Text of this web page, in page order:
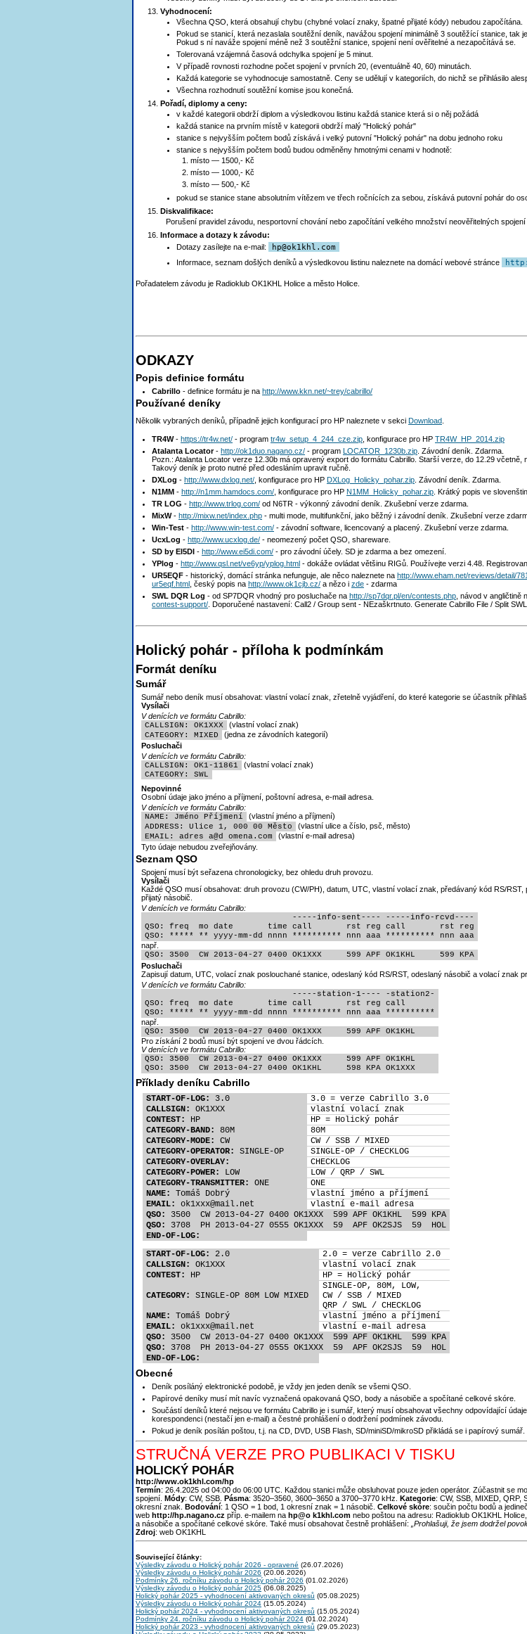
Vyhodnocení:
Všechna QSO, která obsahují chybu (chybné volací znaky, špatné přijaté kódy) nebudou započítána.
Pokud se stanicí, která nezaslala soutěžní deník, navážou spojení minimálně 3 soutěžící stanice, tak
Pokud s ní naváže spojení méně než 3 soutěžní stanice, spojení není ověřitelné a nezapočítává se.
Tolerovaná vzájemná časová odchylka spojení je 5 minut.
V případě rovnosti rozhodne počet spojení v prvních 20, (eventuálně 40, 60) minutách.
Každá kategorie se vyhodnocuje samostatně. Ceny se udělují v kategoriích, do nichž se přihlásilo
Všechna rozhodnutí soutěžní komise jsou konečná.
Pořadí, diplomy a ceny:
v každé kategorii obdrží diplom a výsledkovou listinu každá stanice která si o něj požádá
každá stanice na prvním místě v kategorii obdrží malý "Holický pohár"
stanice s nejvyšším počtem bodů získává i velký putovní "Holický pohár" na dobu jednoho roku
stanice s nejvyšším počtem bodů budou odměněny hmotnými cenami v hodnotě:
1. místo — 1500,- Kč
2. místo — 1000,- Kč
3. místo — 500,- Kč
pokud se stanice stane absolutním vítězem ve třech ročnících za sebou, získává putovní pohár do
Diskvalifikace:
Porušení pravidel závodu, nesportovní chování nebo započítání velkého množství neověřitelných
Informace a dotazy k závodu:
Dotazy zasílejte na e-mail:
hp@ok1khl.com
Informace, seznam došlých deníků a výsledkovou listinu naleznete na domácí webové stránce
Pořadatelem závodu je Radioklub OK1KHL Holice a město Holice.
ODKAZY
Popis definice formátu
Cabrillo - definice formátu je na http://www.kkn.net/~trey/cabrillo/
Používané deníky
Několik vybraných deníků, případně jejich konfigurací pro HP naleznete v sekci Download
TR4W- https://tr4w.net/ - program tr4w_setup_4_244_cze.zip , konfigurace pro HP TR4W_HP_2014.zip
Atalanta Locator- http://ok1duo.nagano.cz/ - program LOCATOR_1230b.zip . Závodní deník. Zdarma.
Pozn.: Atalanta Locator verze 12.30b má opravený export do formátu Cabrillo. Starší verze, do 12.29
Takový deník je proto nutné před odesláním upravit ručně.
DXLog - http://www.dxlog.net/ , konfigurace pro HP DXLog_Holicky_pohar.zip . Závodní deník. Zdarma.
N1MM - http://n1mm.hamdocs.com/ , konfigurace pro HP N1MM_Holicky_pohar.zip . Krátký popis ve
TR LOG - http://www.trlog.com/ od N6TR - výkonný závodní deník. Zkušební verze zdarma.
MixW- http://mixw.net/index.php - multi mode, multifunkční, jako běžný i závodní deník. Zkušební verze
Win-Test - http://www.win-test.com/ - závodní software, licencovaný a placený. Zkušební verze zdarma.
UcxLog - http://www.ucxlog.de/ - neomezený počet QSO, shareware.
SD by EI5DI - http://www.ei5di.com/ - pro závodní účely. SD je zdarma a bez omezení.
YPlog - http://www.qsl.net/ve6yp/yplog.html - dokáže ovládat většinu RIGů. Používejte verzi 4.48.
UR5EQF - historický, domácí stránka nefunguje, ale něco naleznete na http://www.eham.net/reviews/detail/
ur5eqf.html , český popis na http://www.ok1cjb.cz/ a nězo i zde - zdarma
SWL DQR Log - od SP7DQR vhodný pro posluchače na http://sp7dqr.pl/en/contests.php , návod v angličtině
contest-support/ . Doporučené nastavení: Call2 / Group sent - NEzaškrtnuto. Generate Cabrillo File / Split
Holický pohár - příloha k podmínkám
Formát deníku
Sumář
Sumář nebo deník musí obsahovat: vlastní volací znak, zřetelně vyjádření, do které kategorie se účastník
Vysílači
V denících ve formátu Cabrillo:
CALLSIGN: OK1XXX
(vlastní volací znak)
CATEGORY: MIXED
(jedna ze závodních kategorií)
Posluchači
V denících ve formátu Cabrillo:
CALLSIGN: OK1-11861
(vlastní volací znak)
CATEGORY: SWL
Nepovinné
Osobní údaje jako jméno a příjmení, poštovní adresa, e-mail adresa.
V denících ve formátu Cabrillo:
NAME: Jméno Příjmení
(vlastní jméno a příjmení)
ADDRESS: Ulice 1, 000 00 Město
(vlastní ulice a číslo, psč, město)
EMAIL: adres a@d omena.com
(vlastní e-mail adresa)
Tyto údaje nebudou zveřejňovány.
Seznam QSO
Spojení musí být seřazena chronologicky, bez ohledu druh provozu.
Vysílači
Každé QSO musí obsahovat: druh provozu (CW/PH), datum, UTC, vlastní volací znak, předávaný kód RS/
přijatý násobič.
V denících ve formátu Cabrillo:
                              -----info-sent---- -----info-rcvd----
QSO: freq  mo date       time call       rst reg call       rst reg
QSO: ***** ** yyyy-mm-dd nnnn ********** nnn aaa ********** nnn aaa
např.
QSO: 3500  CW 2013-04-27 0400 OK1XXX     599 APF OK1KHL     599 KPA
Posluchači
Zapisují datum, UTC, volací znak poslouchané stanice, odeslaný kód RS/RST, odeslaný násobič a volací znak
V denících ve formátu Cabrillo:
                              -----station-1---- -station2-
QSO: freq  mo date       time call       rst reg call
QSO: ***** ** yyyy-mm-dd nnnn ********** nnn aaa **********
např.
QSO: 3500  CW 2013-04-27 0400 OK1XXX     599 APF OK1KHL
Pro získání 2 bodů musí být spojení ve dvou řádcích.
V denících ve formátu Cabrillo:
QSO: 3500  CW 2013-04-27 0400 OK1XXX     599 APF OK1KHL
QSO: 3500  CW 2013-04-27 0400 OK1KHL     598 KPA OK1XXX
Příklady deníku Cabrillo
START-OF-LOG: 3.0
3.0 = verze Cabrillo 3.0
CALLSIGN:
OK1XXX
vlastní volací znak
CONTEST:
HP
HP = Holický pohár
CATEGORY-BAND:
80M
80M
CATEGORY-MODE:
CW
CW / SSB / MIXED
CATEGORY-OPERATOR:
SINGLE-OP
SINGLE-OP / CHECKLOG
CATEGORY-OVERLAY:
CHECKLOG
CATEGORY-POWER:
LOW
LOW / QRP / SWL
CATEGORY-TRANSMITTER:
ONE
ONE
NAME:
Tomáš Dobrý
vlastní jméno a příjmení
EMAIL:
ok1xxx@mail.net
vlastní e-mail adresa
QSO:
3500  CW 2013-04-27 0400 OK1XXX  599 APF OK1KHL  599 KPA
QSO:
3708  PH 2013-04-27 0555 OK1XXX  59  APF OK2SJS  59  HOL
END-OF-LOG:
START-OF-LOG:
2.0
2.0 = verze Cabrillo 2.0
CALLSIGN:
OK1XXX
vlastní volací znak
CONTEST:
HP HP = Holický pohár
CATEGORY: SINGLE-OP 80M LOW MIXED
SINGLE-OP, 80M, LOW,
CW / SSB / MIXED
QRP / SWL / CHECKLOG
NAME:
Tomáš Dobrý
vlastní jméno a příjmení
EMAIL:
ok1xxx@mail.net
vlastní e-mail adresa
QSO:
3500  CW 2013-04-27 0400 OK1XXX  599 APF OK1KHL  599 KPA
QSO:
3708  PH 2013-04-27 0555 OK1XXX  59  APF OK2SJS  59  HOL
END-OF-LOG:
Obecné
Deník posíláný elektronické podobě, je vždy jen jeden deník se všemi QSO.
Papírové deníky musí mít navíc vyznačená opakovaná QSO, body a násobiče a spočítané celkové skóre.
Součástí deníků které nejsou ve formátu Cabrillo je i sumář, který musí obsahovat všechny odpovídající
korespondenci (nestačí jen e-mail) a čestné prohlášení o dodržení podmínek závodu.
Pokud je deník posílán poštou, t.j. na CD, DVD, USB Flash, SD/miniSD/mikroSD přikládá se i papírový sumář.
STRUČNÁ VERZE PRO PUBLIKACI V TISKU
HOLICKÝ POHÁR
http://www.ok1khl.com/hp
Termín: 26.4.2025 od 04:00 do 06:00 UTC. Každou stanici může obsluhovat pouze jeden operátor. Zúčastnit se
spojení. Módy: CW, SSB. Pásma: 3520–3560, 3600–3650 a 3700–3770 kHz. Kategorie: CW, SSB, MIXED, QRP,
okresní znak. Bodování: 1 QSO = 1 bod, 1 okresní znak = 1 násobič. Celkové skóre: součin počtu bodů a
web http://hp.nagano.cz příp. e-mailem na hp@o k1khl.com nebo poštou na adresu: Radioklub OK1KHL
a násobiče a spočítané celkové skóre. Také musí obsahovat čestně prohlášení:
„Prohlašuji, že jsem dodržel
Zdroj: web OK1KHL
Související články:
Výsledky závodu o Holický pohár 2026 - opravené (26.07.2026)
Výsledky závodu o Holický pohár 2026 (20.06.2026)
Podmínky 26. ročníku závodu o Holický pohár 2026 (01.02.2026)
Výsledky závodu o Holický pohár 2025 (06.08.2025)
Holický pohár 2025 - vyhodnocení aktivovaných okresů (05.08.2025)
Výsledky závodu o Holický pohár 2024 (15.05.2024)
Holický pohár 2024 - vyhodnocení aktivovaných okresů (15.05.2024)
Podmínky 24. ročníku závodu o Holický pohár 2024 (01.02.2024)
Holický pohár 2023 - vyhodnocení aktivovaných okresů (29.05.2023)